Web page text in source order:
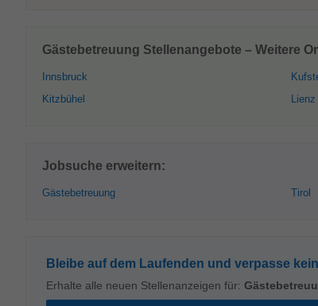
Gästebetreuung Stellenangebote – Weitere
Innsbruck
Kitzbühel
Lienz
Jobsuche erweitern:
Gästebetreuung Tirol
Bleibe auf dem Laufenden und verpasse
Erhalte alle neuen Stellenanzeigen für: